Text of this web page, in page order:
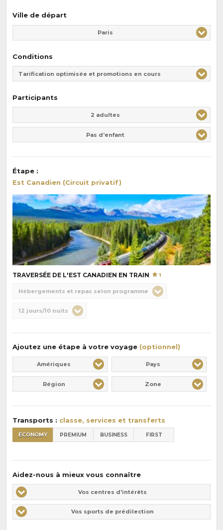
Ville de départ
Paris
Conditions
Tarification optimisée et promotions en cours
Participants
2 adultes
Pas d'enfant
Étape :
Est Canadien (Circuit privatif)
TRAVERSÉE DE L'EST CANADIEN EN TRAIN
:
Hébergements et repas selon programme
Durée
12 jours/10 nuits
Ajoutez une étape à votre voyage (optionnel)
Amériques Pays
Région Zone
Transports : classe, services et transferts
ECONOMY PREMIUM BUSINESS FIRST
Aidez-nous à mieux vous connaître
Vos
centres
d'intérêts
Vos centres d'intérêts
Vos
sports
Vos sports de prédilection